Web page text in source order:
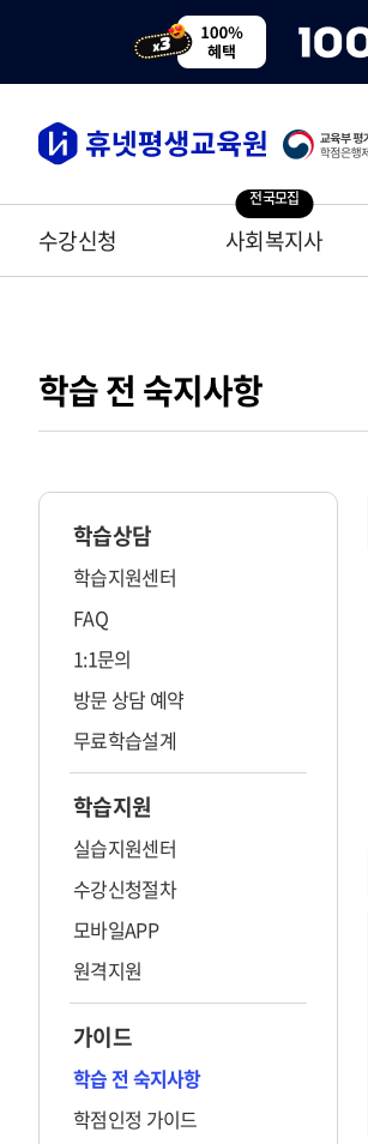
수강신청
전국모집
사회복지사
학습 전 숙지사항
학습상담
학습지원센터
FAQ
1:1문의
방문 상담 예약
무료학습설계
학습지원
실습지원센터
수강신청절차
모바일APP
원격지원
가이드
학습 전 숙지사항
학점인정 가이드